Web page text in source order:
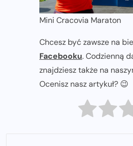
Mini Cracovia Maraton
Chcesz być zawsze na
Facebooku. Codzienną
znajdziesz także na
Ocenisz nasz artykuł? 😉